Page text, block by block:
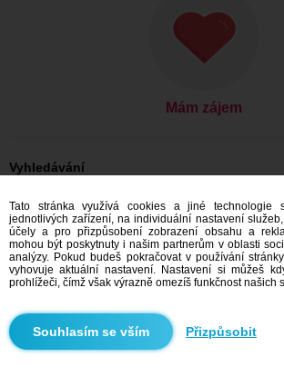
Mám zájem
Vyhledávání
Ona hledá jeho: Ženy, 18
Ona hledá jeho: Ženy, 18 - Česko
Ona hledá jeho: Ženy, 18 - Hlavní město Praha
Ona hledá jeho: Ženy, 18 - Praha
Seznamka Česko
Seznamka Hlavní město Praha
Seznamka Praha
Doporučujeme
Tato stránka využívá cookies a jiné technologie
jednotlivých zařízení, na individuální nastavení
účely a pro přizpůsobení zobrazení obsahu a
mohou být poskytnuty i našim partnerům v oblasti
analýzy. Pokud budeš pokračovat v používání
vyhovuje aktuální nastavení. Nastavení si můžeš
prohlížeči, čímž však výrazně omezíš funkčnost našich
Přizpůsobit